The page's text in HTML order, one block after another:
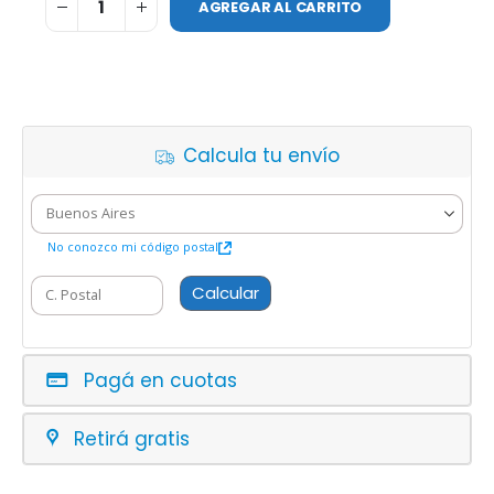
AGREGAR AL CARRITO
Calcula tu envío
No conozco mi código postal
Calcular
Pagá en cuotas
Retirá gratis